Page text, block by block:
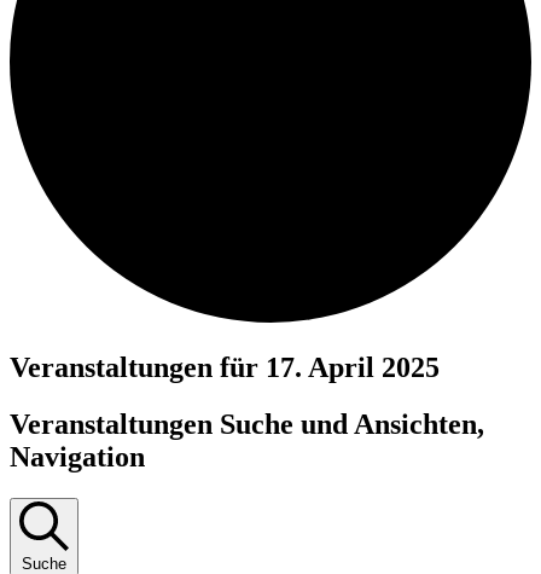
Veranstaltungen für 17. April 2025
Veranstaltungen Suche und Ansichten,
Navigation
Suche